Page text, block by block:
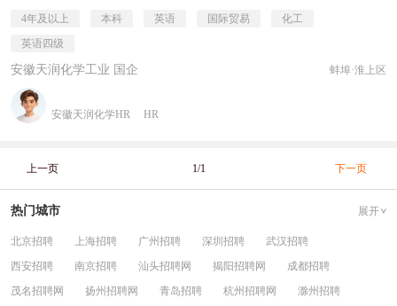
4年及以上 本科 英语 国际贸易
化工
英语四级
安徽天润化学工业 国企 蚌埠·淮上区
安徽天润化学HR HR
上一页 1/1 下一页
热门城市 展开
北京招聘 上海招聘 广州招聘 深圳招聘
武汉招聘
西安招聘
南京招聘 汕头招聘网 揭阳招聘网
成都招聘
茂名招聘网
扬州招聘网 青岛招聘 杭州招聘网 滁州招聘